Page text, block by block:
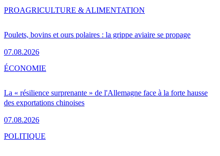
Poulets, bovins et ours polaires : la grippe aviaire se propage
07.08.2026
PROAGRICULTURE & ALIMENTATION
La « résilience surprenante » de l'Allemagne face à la forte hausse
des exportations chinoises
07.08.2026
ÉCONOMIE
POLITIQUE